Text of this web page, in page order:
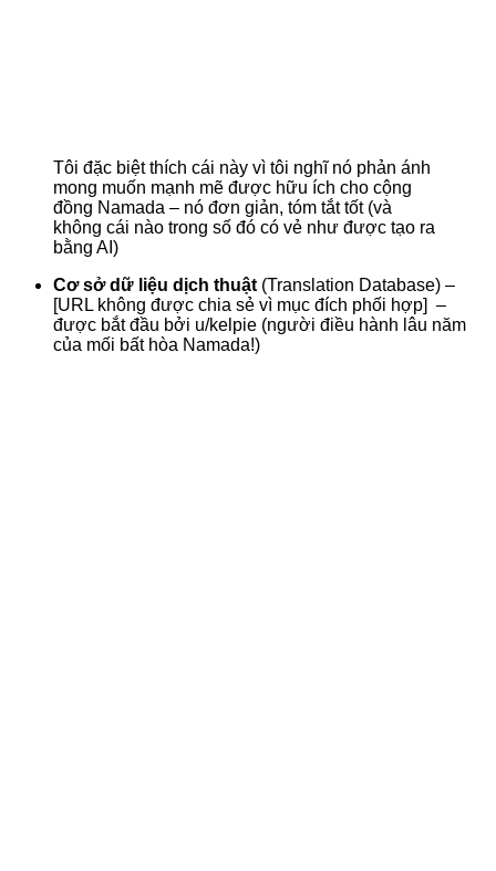
Tôi đặc biệt thích cái này vì tôi nghĩ nó phản ánh
mong muốn mạnh mẽ được hữu ích cho cộng
đồng Namada – nó đơn giản, tóm tắt tốt (và
không cái nào trong số đó có vẻ như được tạo ra
bằng AI)
Cơ sở dữ liệu dịch thuật (Translation Database) –
[URL không được chia sẻ vì mục đích phối hợp] –
được bắt đầu bởi u/kelpie (người điều hành lâu năm
của mối bất hòa Namada!)